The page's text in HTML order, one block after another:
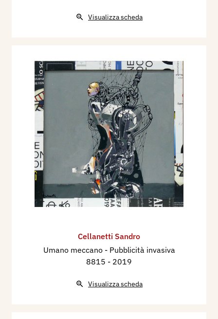
Visualizza scheda
Cellanetti Sandro
Umano meccano - Pubblicità invasiva
8815 - 2019
Visualizza scheda